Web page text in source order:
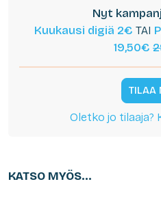
Nyt
Kuukausi digiä 2€ TAI
19,50€
TILAA
Oletko jo tilaaja?
KATSO MYÖS...